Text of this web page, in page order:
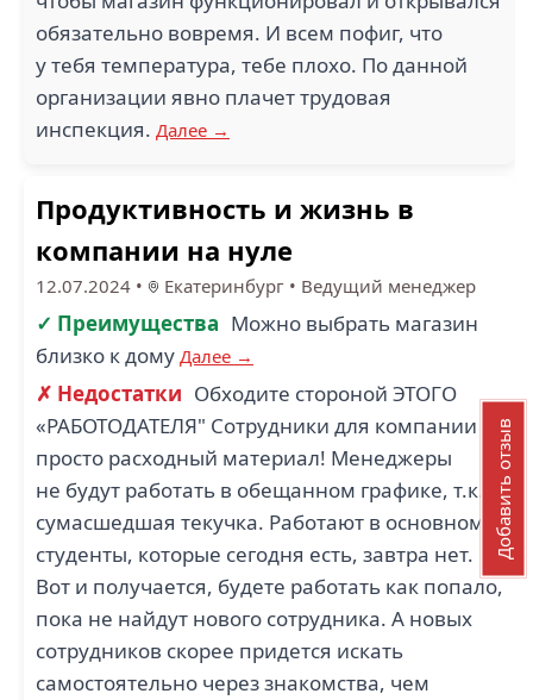
обязательно вовремя. И всем пофиг, что
у тебя температура, тебе плохо. По данной
организации явно плачет трудовая
инспекция. Далее →
Продуктивность и жизнь в
компании на нуле
12.07.2024 • Екатеринбург • Ведущий менеджер
✓ Преимущества Можно выбрать магазин
близко к дому Далее →
✗ Недостатки Обходите стороной ЭТОГО
«РАБОТОДАТЕЛЯ" Сотрудники для компании
просто расходный материал! Менеджеры
не будут работать в обещанном графике, т.к.
сумасшедшая текучка. Работают в основном
студенты, которые сегодня есть, завтра нет.
Вот и получается, будете работать как попало,
пока не найдут нового сотрудника. А новых
сотрудников скорее придется искать
самостоятельно через знакомства, чем
Добавить отзыв